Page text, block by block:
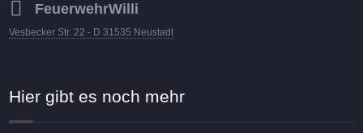
FeuerwehrWilli
Vesbecker Str. 22 - D 31535 Neustadt
Hier gibt es noch mehr